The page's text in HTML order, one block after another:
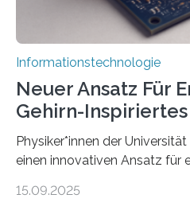
Informationstechnologie
Neuer Ansatz Für
Gehirn-
Physiker*innen der
einen innovativen Ansatz für
Lösungsweg ist inspiriert vom
15.09.2025